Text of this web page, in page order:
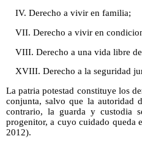
IV. Derecho a vivir en familia;
VII. Derecho a vivir en
VIII. Derecho a una vida libre
XVIII. Derecho a la seguridad
La patria potestad constituye los
conjunta, salvo que la autoridad
contrario, la guarda y custodia
progenitor, a cuyo cuidado queda
2012).